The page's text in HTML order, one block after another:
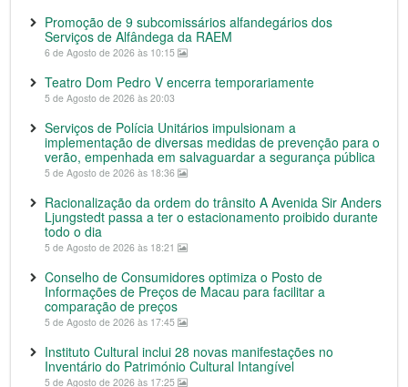
Promoção de 9 subcomissários alfandegários dos
Serviços de Alfândega da RAEM
6 de Agosto de 2026 às 10:15
Teatro Dom Pedro V encerra temporariamente
5 de Agosto de 2026 às 20:03
Serviços de Polícia Unitários impulsionam a
implementação de diversas medidas de prevenção para o
verão, empenhada em salvaguardar a segurança pública
5 de Agosto de 2026 às 18:36
Racionalização da ordem do trânsito A Avenida Sir Anders
Ljungstedt passa a ter o estacionamento proibido durante
todo o dia
5 de Agosto de 2026 às 18:21
Conselho de Consumidores optimiza o Posto de
Informações de Preços de Macau para facilitar a
comparação de preços
5 de Agosto de 2026 às 17:45
Instituto Cultural inclui 28 novas manifestações no
Inventário do Património Cultural Intangível
5 de Agosto de 2026 às 17:25